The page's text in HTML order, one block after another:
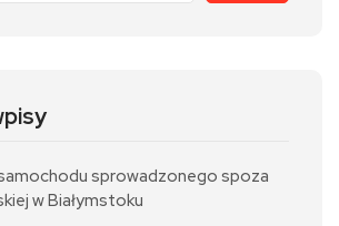
sprowadzonego spoza
w Białymstoku